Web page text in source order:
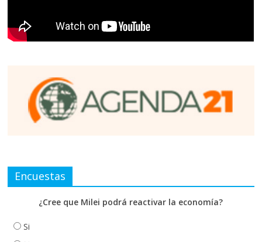
Encuestas
¿Cree que Milei podrá reactivar la economía?
Si